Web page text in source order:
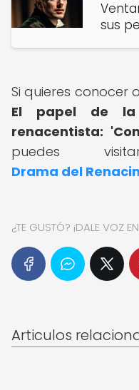
sus
Si quieres conocer
El papel de
renacentista:
puedes
Drama del
¿TE GUSTÓ? ¡DALE VOZ
Articulos